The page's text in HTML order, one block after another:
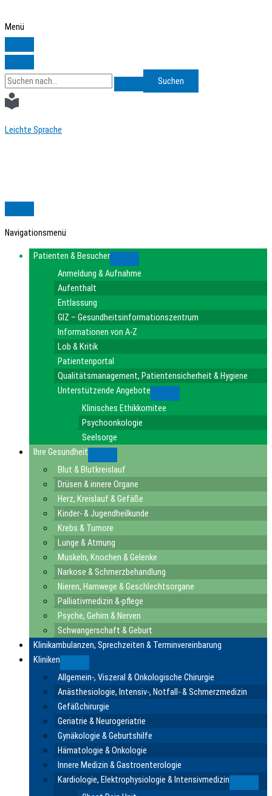
Inhalt
springen
Menü
Search
for:
Leichte Sprache
Navigationsmenü
Patienten & Besucher
Anmeldung & Aufnahme
Aufenthalt
Entlassung
GIZ – Gesundheitsinformationszentrum
Informationen von A-Z
Lob & Kritik
Patientenportal
Qualitätsmanagement, Patientensicherheit & Hygiene
Unterstützende Angebote
Klinisches Ethikkomitee
Psychoonkologie
Seelsorge
Ihre Gesundheit
Blut & Blutkreislauf
Drüsen & innere Organe
Herz, Kreislauf & Gefäße
Kinder- & Jugendheilkunde
Krebs & Tumore
Lunge & Atmung
Muskeln, Knochen & Gelenke
Narkose & Schmerzbehandlung
Nieren, Harnwege & Geschlechtsorgane
Palliativmedizin &-pflege
Psyche, Gehirn & Nerven
Schwangerschaft & Geburt
Klinikambulanzen, Sprechzeiten & Terminvereinbarung
Kliniken
Allgemein-, Viszeral & Onkologische Chirurgie
Anästhesiologie, Intensiv-, Notfall- & Schmerzmedizin
Gefäßchirurgie
Geriatrie & Neurogeriatrie
Gynäkologie & Geburtshilfe
Hämatologie & Onkologie
Innere Medizin & Gastroenterologie
Kardiologie, Elektrophysiologie & Intensivmedizin